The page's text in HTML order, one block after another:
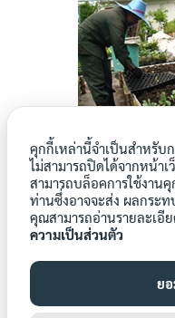
ปรุงดิน
คุกกี้เหล่านี้จำเป็นสำหรับ
ไม่สามารถปิดได้จากหน้า
สามารถบล็อคการใช้งานคุ
ท่านซึ่งอาจจะส่ง ผลกระท
คุณสามารถอ่านรายละเอี
ความเป็นส่วนตัว
ย